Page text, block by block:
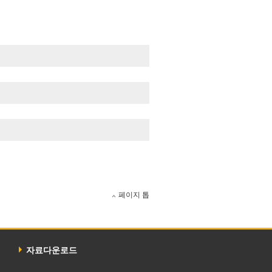
페이지 톱
자료다운로드